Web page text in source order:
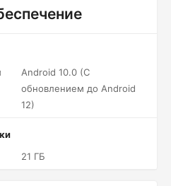
Android 10.0 (С
обновлением до Android
12)
21 ГБ